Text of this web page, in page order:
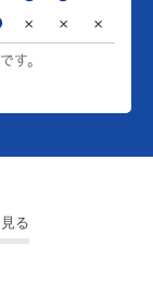
× × ×
す。
る